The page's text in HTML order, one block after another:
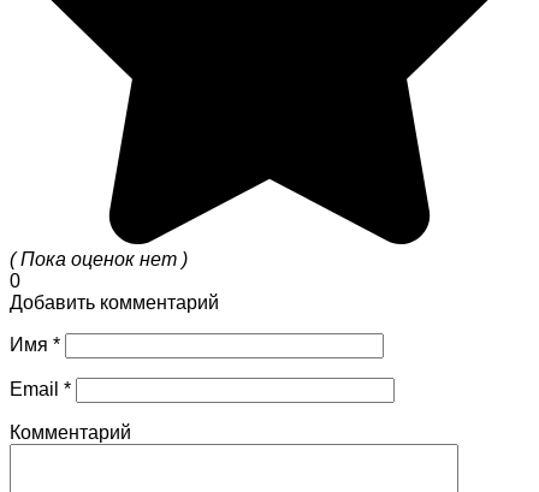
( Пока оценок нет )
0
Добавить комментарий
Имя *
Email *
Комментарий